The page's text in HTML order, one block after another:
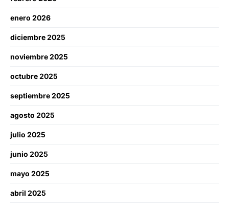
enero 2026
diciembre 2025
noviembre 2025
octubre 2025
septiembre 2025
agosto 2025
julio 2025
junio 2025
mayo 2025
abril 2025